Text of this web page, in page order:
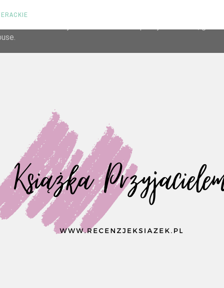
its services and to analyze traffic. Your IP address and